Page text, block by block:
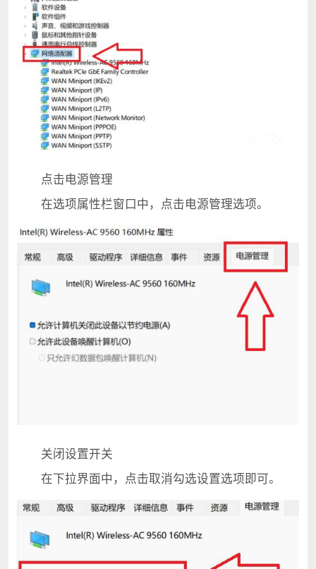
点击电源管理
在选项属性栏窗口中，点击电源管理选项。
关闭设置开关
在下拉界面中，点击取消勾选设置选项即可。